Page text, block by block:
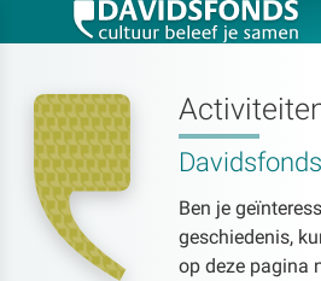
Davidsfonds
Ben je
geschiedenis,
op deze pagina
Zoek:
Zoeken